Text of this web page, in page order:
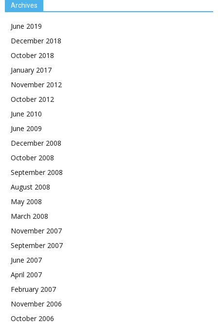
Archives
June 2019
December 2018
October 2018
January 2017
November 2012
October 2012
June 2010
June 2009
December 2008
October 2008
September 2008
August 2008
May 2008
March 2008
November 2007
September 2007
June 2007
April 2007
February 2007
November 2006
October 2006